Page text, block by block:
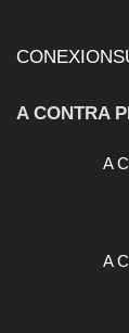
A CONTRA
A
A